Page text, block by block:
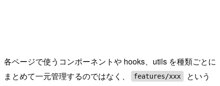
各ページで使うコンポーネントや hooks、utils を種類ごとに
まとめて一元管理するのではなく、
features/xxx
という